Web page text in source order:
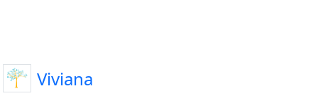
Viviana